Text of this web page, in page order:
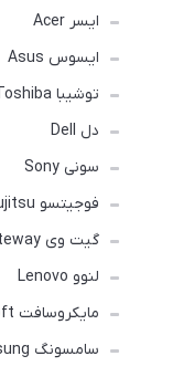
ایسر Acer
ایسوس Asus
توشیبا Toshiba
دل Dell
سونی Sony
فوجیتسو Fujitsu
گیت وی Gateway
لنوو Lenovo
مایکروسافت Microsoft
سامسونگ Samsung